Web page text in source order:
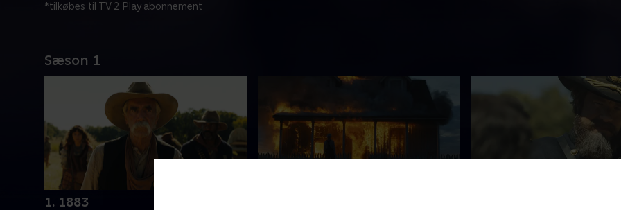
*tilkøbes til TV 2 Play abonnement
Sæson 1
1. 1883